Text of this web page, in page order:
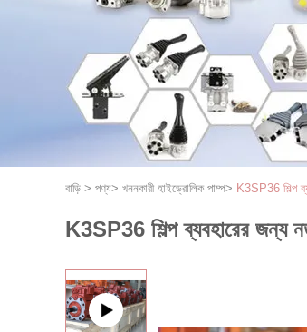
বাড়ি > পণ্য> খননকারী হাইড্রোলিক পাম্প> K3SP36 শিল্প
K3SP36 শিল্প ব্যবহারের জন্য